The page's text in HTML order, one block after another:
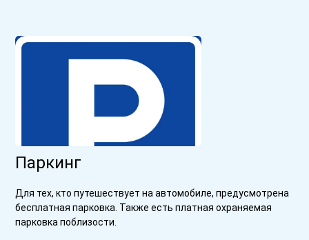
Паркинг
Для тех, кто путешествует на автомобиле, предусмотрена
бесплатная парковка. Также есть платная охраняемая
парковка поблизости.